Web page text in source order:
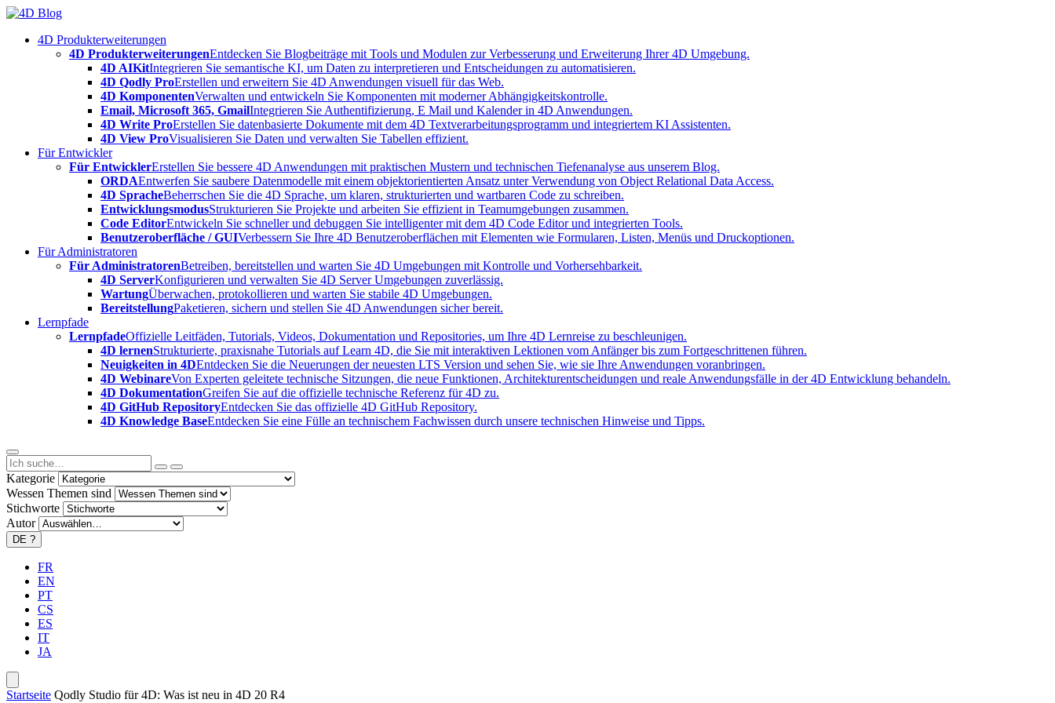
Skip
content4D Produkterweiterungen
4D ProdukterweiterungenEntdecken Sie Blogbeiträge mit Tools und Modulen zur Verbesserung und Erweiterung Ihrer 4D Umgebung.
4D AIKitIntegrieren Sie semantische KI, um Daten zu interpretieren und Entscheidungen zu automatisieren.
4D Qodly ProErstellen und erweitern Sie 4D Anwendungen visuell für das Web.
4D KomponentenVerwalten und entwickeln Sie Komponenten mit moderner Abhängigkeitskontrolle.
Email, Microsoft 365, GmailIntegrieren Sie Authentifizierung, E Mail und Kalender in 4D Anwendungen.
4D Write ProErstellen Sie datenbasierte Dokumente mit dem 4D Textverarbeitungsprogramm und integriertem KI Assistenten.
4D View ProVisualisieren Sie Daten und verwalten Sie Tabellen effizient.
Für Entwickler
Für EntwicklerErstellen Sie bessere 4D Anwendungen mit praktischen Mustern und technischen Tiefenanalyse aus unserem Blog.
ORDAEntwerfen Sie saubere Datenmodelle mit einem objektorientierten Ansatz unter Verwendung von Object Relational Data Access.
4D SpracheBeherrschen Sie die 4D Sprache, um klaren, strukturierten und wartbaren Code zu schreiben.
EntwicklungsmodusStrukturieren Sie Projekte und arbeiten Sie effizient in Teamumgebungen zusammen.
Code EditorEntwickeln Sie schneller und debuggen Sie intelligenter mit dem 4D Code Editor und integrierten Tools.
Benutzeroberfläche / GUIVerbessern Sie Ihre 4D Benutzeroberflächen mit Elementen wie Formularen, Listen, Menüs und Druckoptionen.
Für Administratoren
Für AdministratorenBetreiben, bereitstellen und warten Sie 4D Umgebungen mit Kontrolle und Vorhersehbarkeit.
4D ServerKonfigurieren und verwalten Sie 4D Server Umgebungen zuverlässig.
WartungÜberwachen, protokollieren und warten Sie stabile 4D Umgebungen.
BereitstellungPaketieren, sichern und stellen Sie 4D Anwendungen sicher bereit.
Lernpfade
LernpfadeOffizielle Leitfäden, Tutorials, Videos, Dokumentation und Repositories, um Ihre 4D Lernreise zu beschleunigen.
4D lernenStrukturierte, praxisnahe Tutorials auf Learn 4D, die Sie mit interaktiven Lektionen vom Anfänger bis zum Fortgeschrittenen führen.
Neuigkeiten in 4DEntdecken Sie die Neuerungen der neuesten LTS Version und sehen Sie, wie sie Ihre Anwendungen voranbringen.
4D WebinareVon Experten geleitete technische Sitzungen, die neue Funktionen, Architekturentscheidungen und reale Anwendungsfälle in der 4D Entwicklung behandeln.
4D DokumentationGreifen Sie auf die offizielle technische Referenz für 4D zu.
4D GitHub RepositoryEntdecken Sie das offizielle 4D GitHub Repository.
4D Knowledge BaseEntdecken Sie eine Fülle an technischem Fachwissen durch unsere technischen Hinweise und Tipps.
Kategorie
Wessen Themen sind
Stichworte
Autor
DE ?
FR
EN
PT
CS
ES
IT
JA
Startseite Qodly Studio für 4D: Was ist neu in 4D 20 R4